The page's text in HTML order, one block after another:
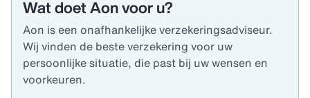
Wat doet Aon voor u?
Aon is een onafhankelijke verzekeringsadviseur.
Wij vinden de beste verzekering voor uw
persoonlijke situatie, die past bij uw wensen en
voorkeuren.